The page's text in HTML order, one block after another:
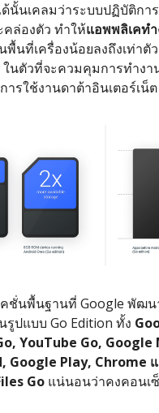
นั้นเคลมว่าระบบปฏิบัติกา
คล่องตัว ทำให้แอพพลิเคทำ
นที่เครื่องน้อยลงถึงเท่าตั
ในตัวที่จะควมคุมการทำง
ารใช้งานดาต้าอินเตอร์เน็ต
ชั่นพื้นฐานที่ Google พัฒ
รูปแบบ Go Edition ทั้ง
YouTube Go, Google
Google Play, Chrome
Goแน่นอนว่าคงคอนเซ็